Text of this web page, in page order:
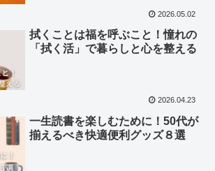
2026.05.02
拭くことは福を呼ぶこと！憧れの
「拭く活」で暮らしと心を整える
2026.04.23
一生読書を楽しむために！50代が
揃えるべき快適便利グッズ８選